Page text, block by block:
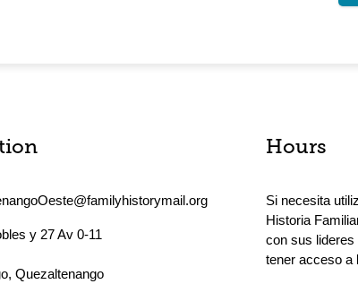
y 27 Av 0-11
, Quezaltenango
Hours
Si necesita
Historia
con sus
tener acceso a